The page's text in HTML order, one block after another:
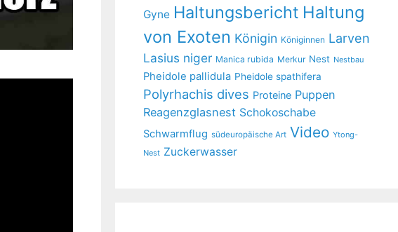
Gyne Haltungsbericht Haltung
von Exoten Königin Königinnen Larven
Lasius niger Manica rubida Merkur Nest Nestbau
Pheidole pallidula Pheidole spathifera
Polyrhachis dives Proteine Puppen
Reagenzglasnest Schokoschabe
Schwarmflug südeuropäische Art Video Ytong-
Nest Zuckerwasser